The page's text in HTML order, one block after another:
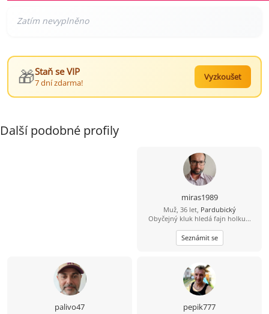
🎁Staň se VIP
7 dní zdarma!
Vyzkoušet
Další podobné profily
miras1989
Muž, 36 let, Pardubický
Obyčejný kluk hledá fajn holku...
Seznámit se
palivo47 pepik777